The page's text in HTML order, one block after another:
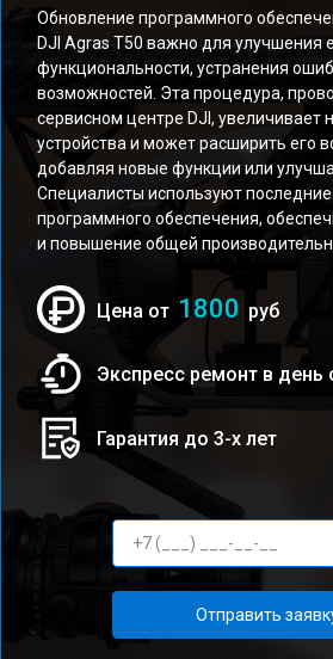
Обновление программного
DJI Agras T50 важно для улучшения
функциональности, устранения
возможностей. Эта процедура,
сервисном центре DJI, увеличивает
устройства и может расширить его
добавляя новые функции или
Специалисты используют
программного обеспечения,
и повышение общей
Цена от 1800 руб
Экспресс ремонт в день
Гарантия до 3-х лет
Отправить